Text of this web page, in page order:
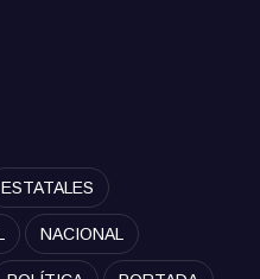
ESTATALES
NACIONAL